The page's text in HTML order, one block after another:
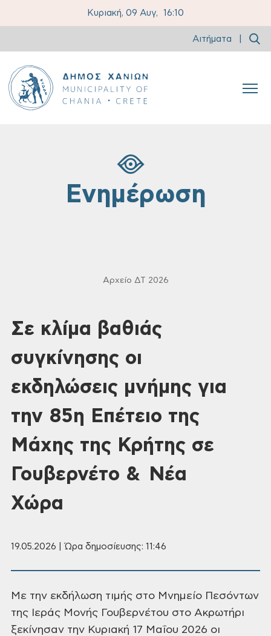
Κυριακή, 09 Αυγ, 16:10
Αιτήματα
Ενημέρωση
Αρχείο ΔΤ 2026
Σε κλίμα βαθιάς
συγκίνησης οι
εκδηλώσεις μνήμης για
την 85η Επέτειο της
Μάχης της Κρήτης σε
Γουβερνέτο & Νέα
Χώρα
19.05.2026 | Ώρα δημοσίευσης: 11:46
Με την εκδήλωση τιμής στο Μνημείο Πεσόντων
της Ιεράς Μονής Γουβερνέτου στο Ακρωτήρι
ξεκίνησαν την Κυριακή 17 Μαΐου 2026 οι